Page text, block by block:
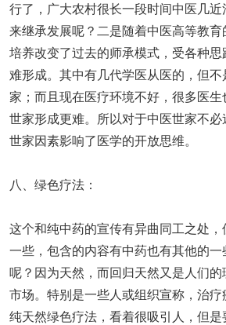
行了，广大农村很长一段时间中医几
来继承发展呢？二是随着中医高等教
培养改变了过去的师承模式，受各种
难形成。其中有几代学医从医的，但
家；而且现在医疗环境不好，很多医生
世家形成更难。所以对于中医世家不
世家因素影响了医学的开放思维。
八、绿色疗法：
这个和纯中药的宣传有异曲同工之处，
一些，包含的内容有中药也有其他的
呢？因为天然，而回归天然又是人们
市场。特别是一些人或组织宣称，治疗
纯天然绿色疗法，看着很吸引人，但